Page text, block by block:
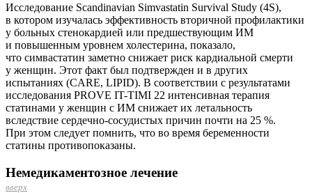
Исследование Scandinavian Simvastatin Survival Study (4S),
в котором изучалась эффективность вторичной профилактики
у больных стенокардией или предшествующим ИМ
и повышенным уровнем холестерина, показало,
что симвастатин заметно снижает риск кардиальной смерти
у женщин. Этот факт был подтвержден и в других
испытаниях (CARE, LIPID). В соответствии с результатами
исследования PROVE IT-TIMI 22 интенсивная терапия
статинами у женщин с ИМ снижает их летальность
вследствие сердечно-­сосудистых причин почти на 25 %.
При этом следует помнить, что во время беременности
статины противопоказаны.
Немедикаментозное лечение
вверх